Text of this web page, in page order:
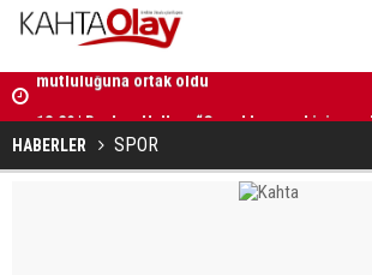
18:30 | Başkan Hallaç, yeni açılan parkta
mutluluğuna ortak oldu
18:29 | Başkan Hallaç, “Çocuklarımız bizim en
emanetlerimizdir”
HABERLER SPOR